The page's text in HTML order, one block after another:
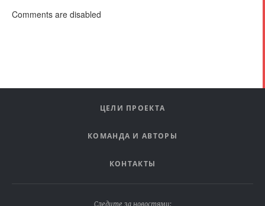
Comments are disabled
ЦЕЛИ ПРОЕКТА
КОМАНДА И АВТОРЫ
КОНТАКТЫ
Следите за новостями: